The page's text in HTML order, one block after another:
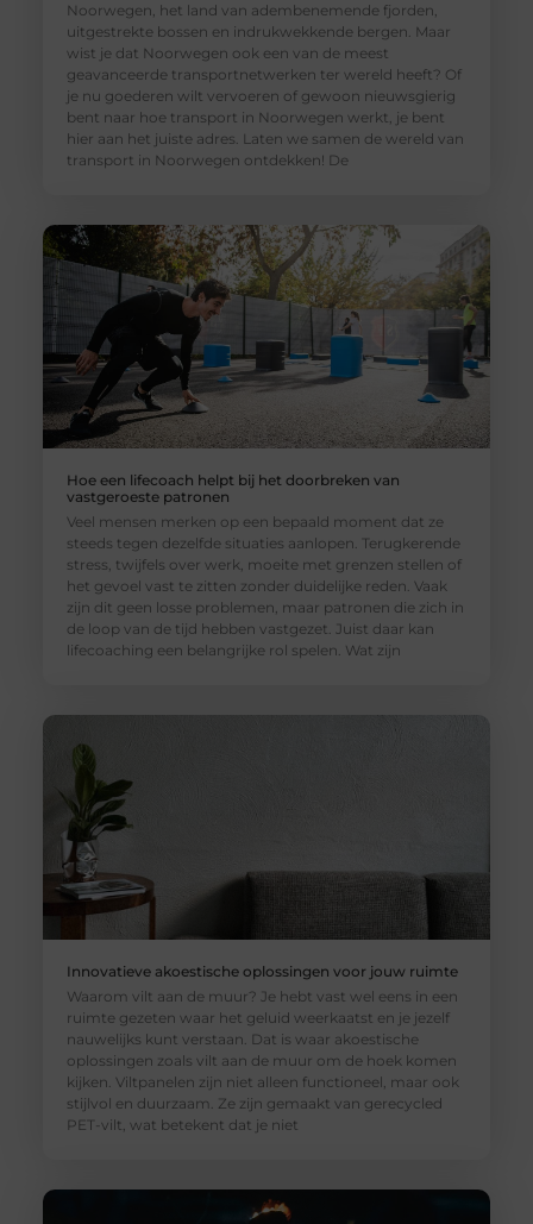
Noorwegen, het land van adembenemende fjorden,
uitgestrekte bossen en indrukwekkende bergen. Maar
wist je dat Noorwegen ook een van de meest
geavanceerde transportnetwerken ter wereld heeft? Of
je nu goederen wilt vervoeren of gewoon nieuwsgierig
bent naar hoe transport in Noorwegen werkt, je bent
hier aan het juiste adres. Laten we samen de wereld van
transport in Noorwegen ontdekken! De
Hoe een lifecoach helpt bij het doorbreken van
vastgeroeste patronen
Veel mensen merken op een bepaald moment dat ze
steeds tegen dezelfde situaties aanlopen. Terugkerende
stress, twijfels over werk, moeite met grenzen stellen of
het gevoel vast te zitten zonder duidelijke reden. Vaak
zijn dit geen losse problemen, maar patronen die zich in
de loop van de tijd hebben vastgezet. Juist daar kan
lifecoaching een belangrijke rol spelen. Wat zijn
Innovatieve akoestische oplossingen voor jouw ruimte
Waarom vilt aan de muur? Je hebt vast wel eens in een
ruimte gezeten waar het geluid weerkaatst en je jezelf
nauwelijks kunt verstaan. Dat is waar akoestische
oplossingen zoals vilt aan de muur om de hoek komen
kijken. Viltpanelen zijn niet alleen functioneel, maar ook
stijlvol en duurzaam. Ze zijn gemaakt van gerecycled
PET-vilt, wat betekent dat je niet